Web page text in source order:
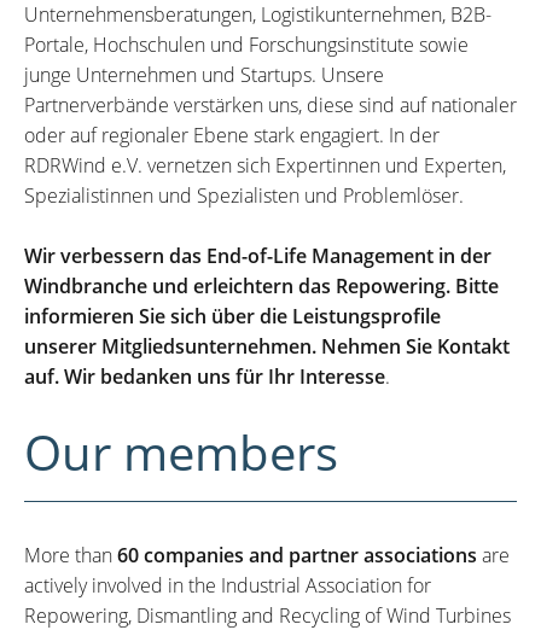
Unternehmensberatungen, Logistikunternehmen, B2B-
Portale, Hochschulen und Forschungsinstitute sowie
junge Unternehmen und Startups. Unsere
Partnerverbände verstärken uns, diese sind auf nationaler
oder auf regionaler Ebene stark engagiert. In der
RDRWind e.V. vernetzen sich Expertinnen und Experten,
Spezialistinnen und Spezialisten und Problemlöser.
Wir verbessern das End-of-Life Management in der
Windbranche und erleichtern das Repowering. Bitte
informieren Sie sich über die Leistungsprofile
unserer Mitgliedsunternehmen. Nehmen Sie Kontakt
auf. Wir bedanken uns für Ihr Interesse.
Our members
More than60 companies and partner associations are
actively involved in the Industrial Association for
Repowering, Dismantling and Recycling of Wind Turbines